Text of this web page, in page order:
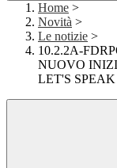
Home >
Novità >
Le notizie >
10.2.2A-
NUOVO
LET'S